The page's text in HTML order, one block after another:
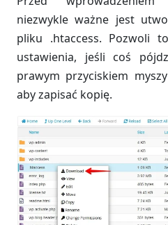
niezwykle ważne jest
pliku .htaccess. Pozwoli
ustawienia, jeśli coś
prawym przyciskiem
aby zapisać kopię.